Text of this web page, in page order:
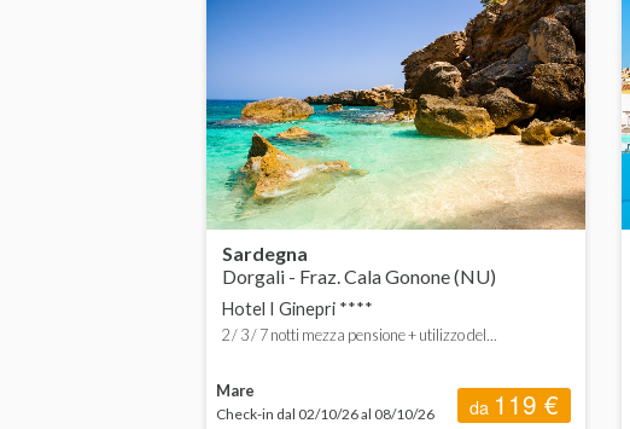
Campania
Emilia-Romagna
Friuli-Venezia Giulia
Liguria
Lombardia
Marche
da 200 a 400 €
da 400 a 600 €
da 600 € in su
Sardegna
Dorgali - Fraz. Cala Gonone (NU)
Hotel I Ginepri ****
2 / 3 / 7 notti mezza pensione + utilizzo del...
Mare
Check-in dal 02/10/26 al 08/10/26 da 119 €